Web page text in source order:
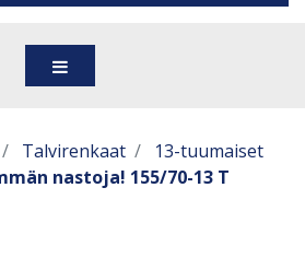
Talvirenkaat
13-tuumaiset
nastoja! 155/70-13 T